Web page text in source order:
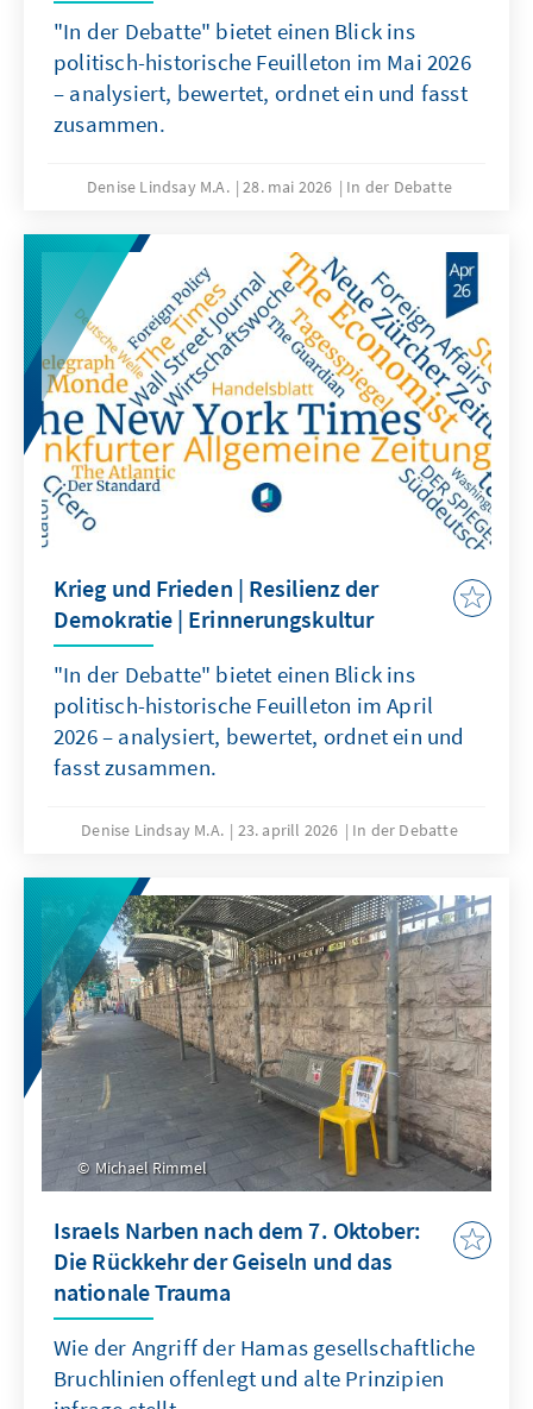
"In der Debatte" bietet einen Blick ins
politisch-historische Feuilleton im Mai 2026
– analysiert, bewertet, ordnet ein und fasst
zusammen.
Denise Lindsay M.A. 28. mai 2026 In der Debatte
Krieg und Frieden | Resilienz der
Demokratie | Erinnerungskultur
"In der Debatte" bietet einen Blick ins
politisch-historische Feuilleton im April
2026 – analysiert, bewertet, ordnet ein und
fasst zusammen.
Denise Lindsay M.A. 23. aprill 2026 In der Debatte
Michael Rimmel
Israels Narben nach dem 7. Oktober:
Die Rückkehr der Geiseln und das
nationale Trauma
Wie der Angriff der Hamas gesellschaftliche
Bruchlinien offenlegt und alte Prinzipien